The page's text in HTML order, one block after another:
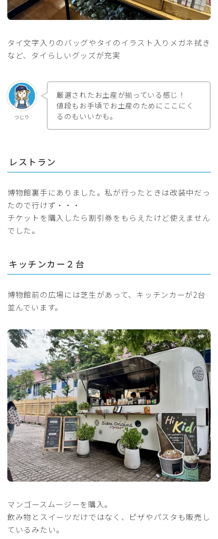
タイ文字入りのバッグやタイのイラスト入りメガネ拭き
など、タイらしいグッズが充実
つじり
厳選されたお土産が揃っている感じ！
値段もお手頃でお土産のためにここにく
るのもいいかも。
レストラン
博物館裏手にありました。私が行ったときは改装中だっ
たので行けず・・・
チケットを購入したら割引券をもらえたけど使えません
でした。
キッチンカー２台
博物館前の広場には芝生があって、キッチンカーが2台
並んでいます。
マンゴースムージーを購入。
飲み物とスイーツだけではなく、ピザやパスタも販売し
ているみたい。